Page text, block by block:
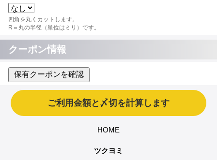
四角を丸くカットします。
R＝丸の半径（単位はミリ）です。
クーポン情報
保有クーポンを確認
HOME
ツクヨミ